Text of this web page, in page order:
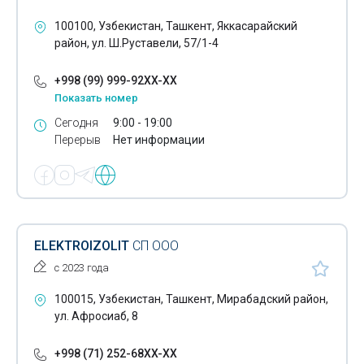
Капитальное строительство
Технический надзор в строительстве
Эскизные проекты
Строительство административных зданий
Бетонные работы
Аргонодуговая сварка
100100, Узбекистан, Ташкент, Яккасарайский
район, ул. Ш.Руставели, 57/1-4
+998 (99) 999-92XX-XX
Показать номер
Сегодня
Перерыв
9:00 - 19:00
Нет информации
ELEKTROIZOLIT СП ООО
с 2023 года
100015, Узбекистан, Ташкент, Мирабадский район,
ул. Афросиаб, 8
+998 (71) 252-68XX-XX